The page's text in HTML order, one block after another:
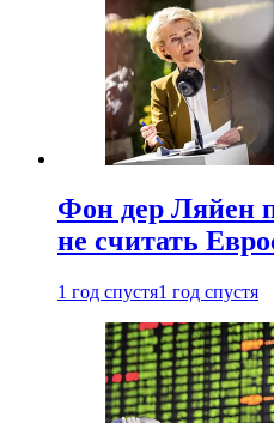
Фон дер Ляйен
не считать
1 год спустя1 год спустя